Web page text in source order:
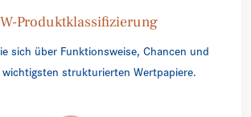
Produktklassifizierung
sich über Funktionsweise, Chancen und
wichtigsten strukturierten Wertpapiere.